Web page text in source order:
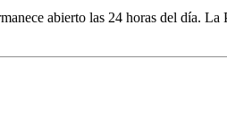
abierto las 24 horas del día.